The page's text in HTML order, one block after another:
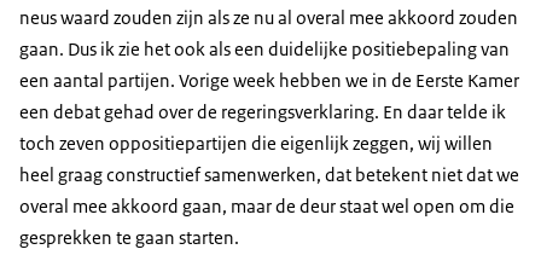
neus waard zouden zijn als ze nu al overal mee akkoord zouden
gaan. Dus ik zie het ook als een duidelijke positiebepaling van
een aantal partijen. Vorige week hebben we in de Eerste Kamer
een debat gehad over de regeringsverklaring. En daar telde ik
toch zeven oppositiepartijen die eigenlijk zeggen, wij willen
heel graag constructief samenwerken, dat betekent niet dat we
overal mee akkoord gaan, maar de deur staat wel open om die
gesprekken te gaan starten.